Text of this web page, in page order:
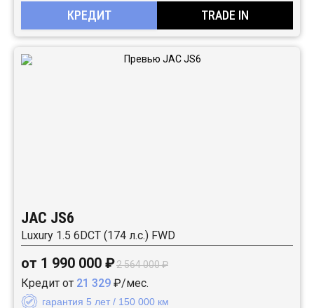
КРЕДИТ TRADE IN
JAC JS6
Luxury 1.5 6DCT (174 л.с.) FWD
от 1 990 000 ₽2 564 000 ₽
Кредит от 21 329 ₽/мес.
гарантия 5 лет / 150 000 км